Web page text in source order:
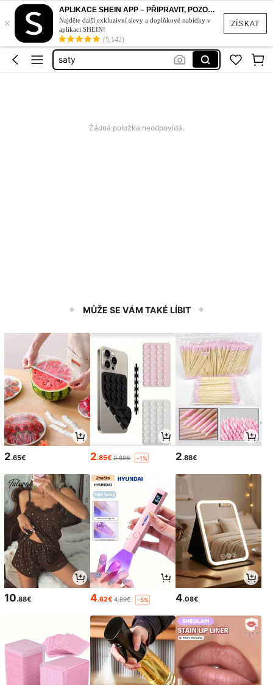
ZÍSKAT
×
APLIKACE SHEIN APP – PŘIPRAVIT, POZOR, STYL!
Najděte další exkluzivní slevy a doplňkové nabídky v
aplikaci SHEIN!
(5,142)
top
plavky
šaty
saty
Žádná položka neodpovídá.
MŮŽE SE VÁM TAKÉ LÍBIT
2.65€ 2.85€ 2.88€ -1% 2.88€
10.88€ 4.62€ 4.89€ -5% 4.08€